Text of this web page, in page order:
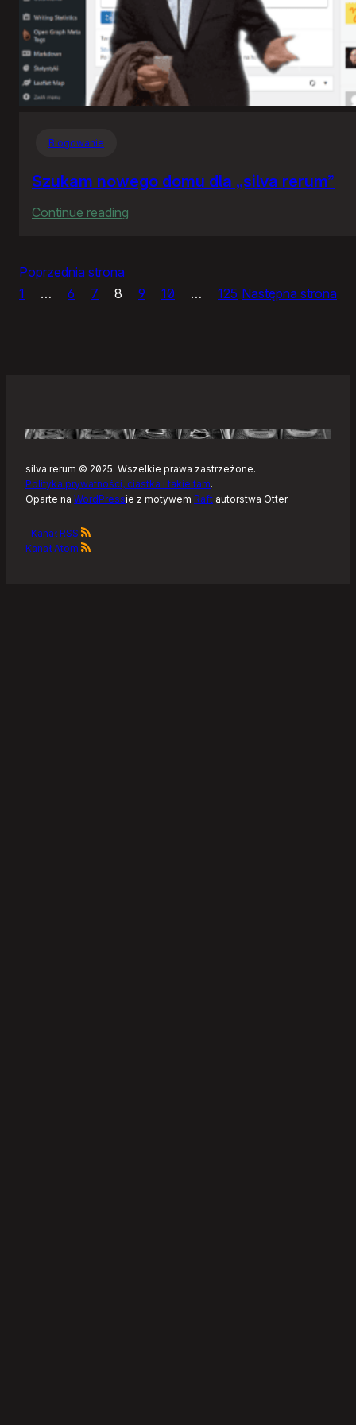
Blogowanie
Szukam nowego domu dla „silva rerum”
Continue reading
dla
Poprzednia strona
1
… 6 7 8 9 10 … 125 Następna strona
silva rerum © 2025. Wszelkie prawa zastrzeżone.
Polityka prywatności, ciastka i takie tam.
Oparte na WordPressie z motywem Raft autorstwa Otter.
Kanał RSS
Kanał Atom